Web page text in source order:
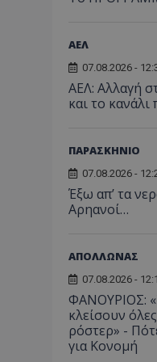
ΑΕΛ
07.08.2026 -
ΑΕΛ: Αλλαγή
και το κανάλι
ΠΑΡΑΣΚΗΝΙΟ
07.08.2026 -
Έξω απ’ τα
Αρηανοί…
ΑΠΟΛΛΩΝΑΣ
07.08.2026 -
ΦΑΝΟΥΡΙΟΣ:
κλείσουν
ρόστερ» -
για Κονομή